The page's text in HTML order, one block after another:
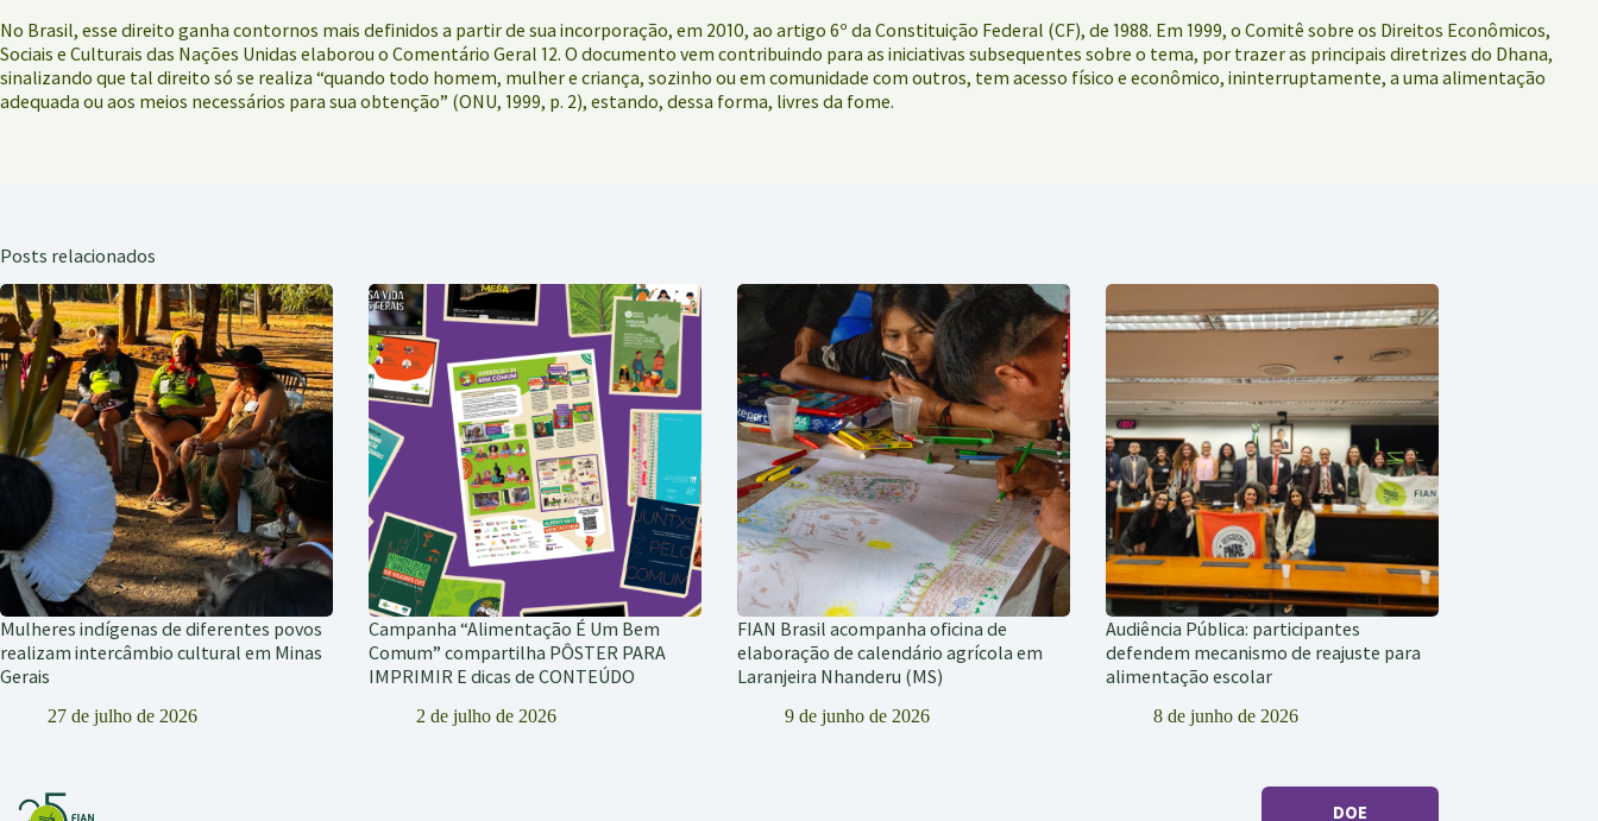
No Brasil, esse direito ganha contornos mais definidos a partir de sua incorporação, em 2010, ao artigo 6º da Constituição Federal (CF), de 1988. Em 1999, o Comitê sobre os Direitos Econômicos,
Sociais e Culturais das Nações Unidas elaborou o Comentário Geral 12. O documento vem contribuindo para as iniciativas subsequentes sobre o tema, por trazer as principais diretrizes do Dhana,
sinalizando que tal direito só se realiza “quando todo homem, mulher e criança, sozinho ou em comunidade com outros, tem acesso físico e econômico, ininterruptamente, a uma alimentação
adequada ou aos meios necessários para sua obtenção” (ONU, 1999, p. 2), estando, dessa forma, livres da fome.
Posts relacionados
Mulheres indígenas de diferentes povos
realizam intercâmbio cultural em Minas
Gerais
27 de julho de 2026
Campanha “Alimentação É Um Bem
Comum” compartilha PÔSTER PARA
IMPRIMIR E dicas de CONTEÚDO
2 de julho de 2026
FIAN Brasil acompanha oficina de
elaboração de calendário agrícola em
Laranjeira Nhanderu (MS)
9 de junho de 2026
Audiência Pública: participantes
defendem mecanismo de reajuste para
alimentação escolar
8 de junho de 2026
DOE